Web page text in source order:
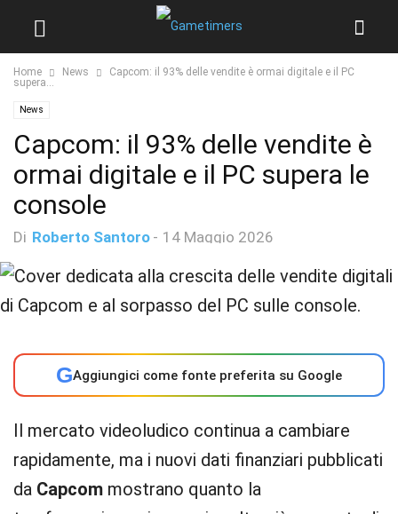
Home News
Capcom: il 93% delle vendite è ormai digitale e il PC
supera...
News
Capcom: il 93% delle vendite è
ormai digitale e il PC supera le
console
Di Roberto Santoro - 14 Maggio 2026
GAggiungici come fonte preferita su Google
Il mercato videoludico continua a cambiare
rapidamente, ma i nuovi dati finanziari pubblicati
da Capcom mostrano quanto la